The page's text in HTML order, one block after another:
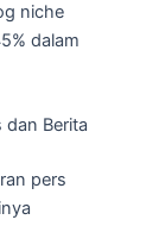
niche
dalam
dan Berita
pers